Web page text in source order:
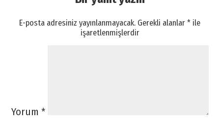
E-posta adresiniz yayınlanmayacak. Gerekli alanlar* ile
işaretlenmişlerdir
Yorum *